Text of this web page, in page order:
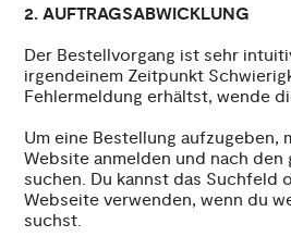
2. AUFTRAGSABWICKLUNG
Der Bestellvorgang ist sehr
irgendeinem Zeitpunkt
Fehlermeldung erhältst, wende
Um eine Bestellung aufzugeben,
Website anmelden und nach
suchen. Du kannst das Suchfeld
Webseite verwenden, wenn du
suchst.